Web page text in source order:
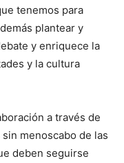
tenemos para
plantear y
y enriquece la
y la cultura
a través de
menoscabo de las
deben seguirse